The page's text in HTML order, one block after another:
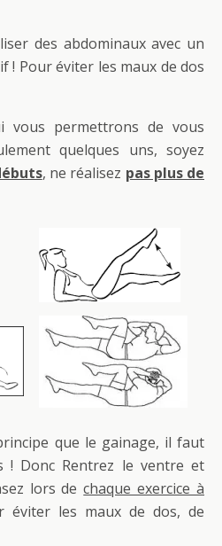
des abdominaux avec un
! Pour éviter les maux de dos
vous permettrons de vous
quelques uns, soyez
, ne réalisez pas plus de
que le gainage, il faut
! Donc Rentrez le ventre et
lors dechaque exercice à
éviter les maux de dos, de